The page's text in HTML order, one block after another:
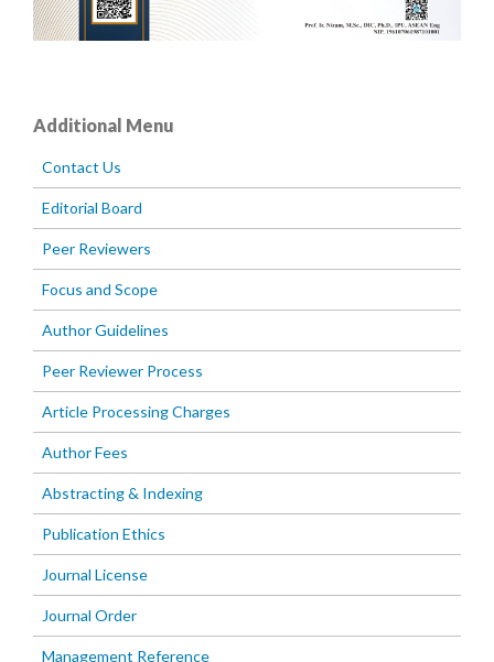
Additional Menu
Contact Us
Editorial Board
Peer Reviewers
Focus and Scope
Author Guidelines
Peer Reviewer Process
Article Processing Charges
Author Fees
Abstracting & Indexing
Publication Ethics
Journal License
Journal Order
Management Reference